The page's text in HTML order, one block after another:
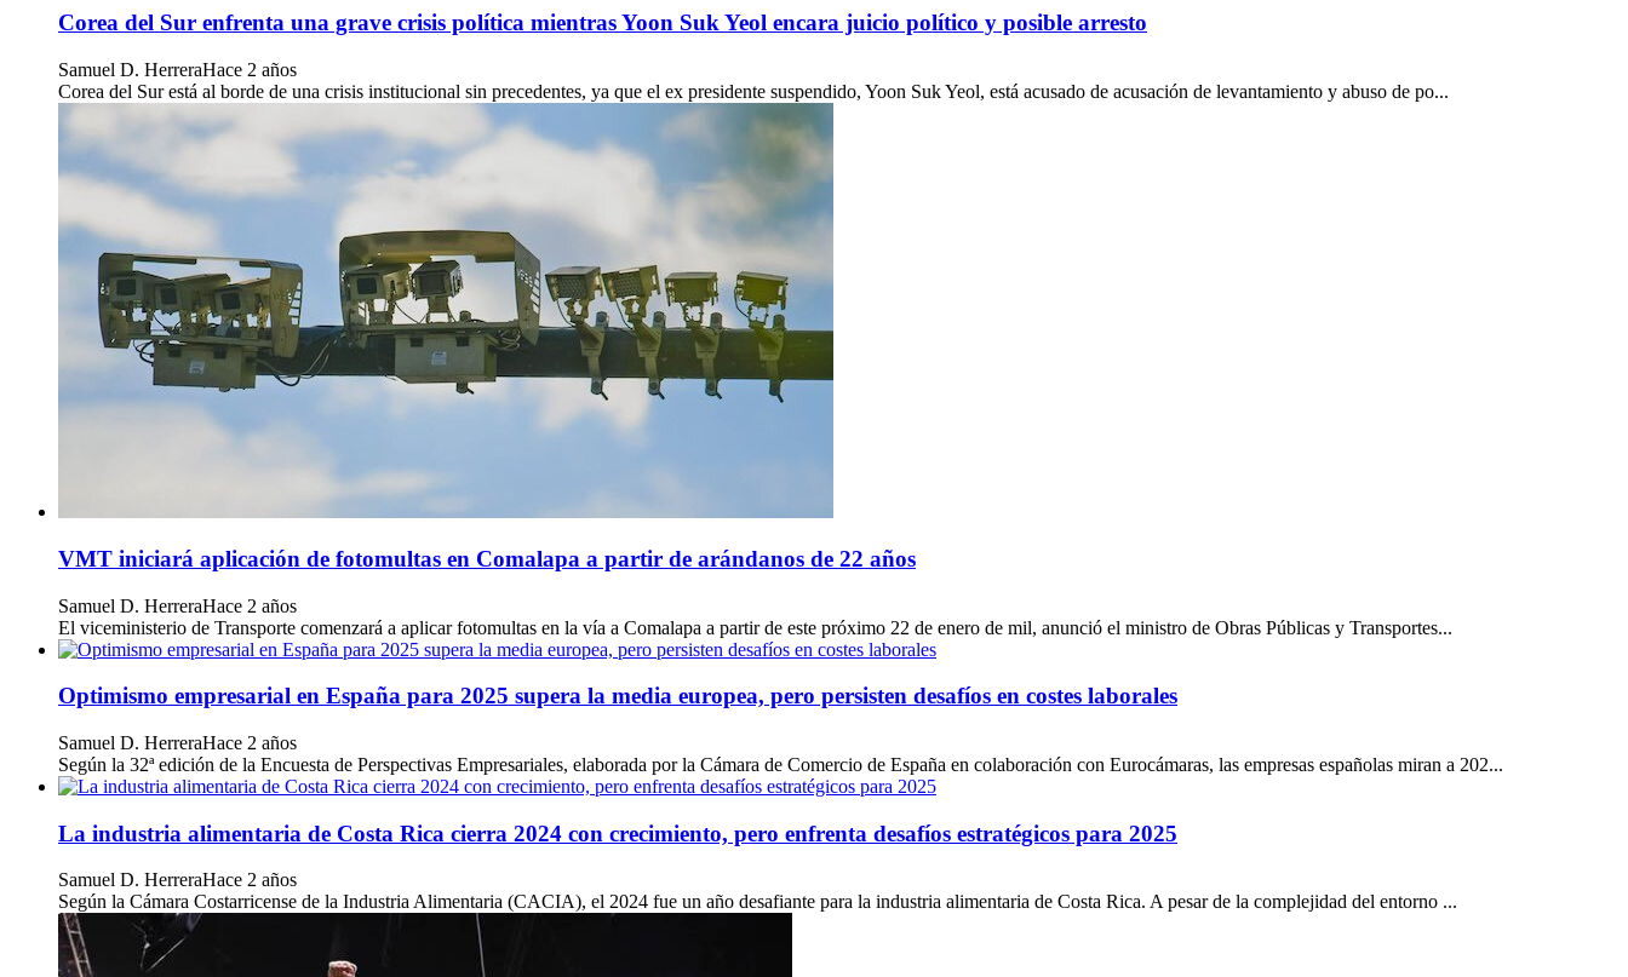
Corea del Sur enfrenta una grave crisis política mientras Yoon Suk Yeol encara juicio político y posible arresto
Samuel D. HerreraHace 2 años
Corea del Sur está al borde de una crisis institucional sin precedentes, ya que el ex presidente suspendido, Yoon Suk Yeol, está acusado de acusación de levantamiento y abuso de po...
VMT iniciará aplicación de fotomultas en Comalapa a partir de arándanos de 22 años
Samuel D. HerreraHace 2 años
El viceministerio de Transporte comenzará a aplicar fotomultas en la vía a Comalapa a partir de este próximo 22 de enero de mil, anunció el ministro de Obras Públicas y Transportes...
Optimismo empresarial en España para 2025 supera la media europea, pero persisten desafíos en costes laborales
Samuel D. HerreraHace 2 años
Según la 32ª edición de la Encuesta de Perspectivas Empresariales, elaborada por la Cámara de Comercio de España en colaboración con Eurocámaras, las empresas españolas miran a 202...
La industria alimentaria de Costa Rica cierra 2024 con crecimiento, pero enfrenta desafíos estratégicos para 2025
Samuel D. HerreraHace 2 años
Según la Cámara Costarricense de la Industria Alimentaria (CACIA), el 2024 fue un año desafiante para la industria alimentaria de Costa Rica. A pesar de la complejidad del entorno ...